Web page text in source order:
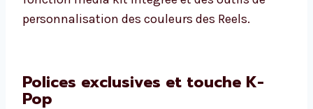
personnalisation des couleurs des Reels.
Polices exclusives et touche K-
Pop